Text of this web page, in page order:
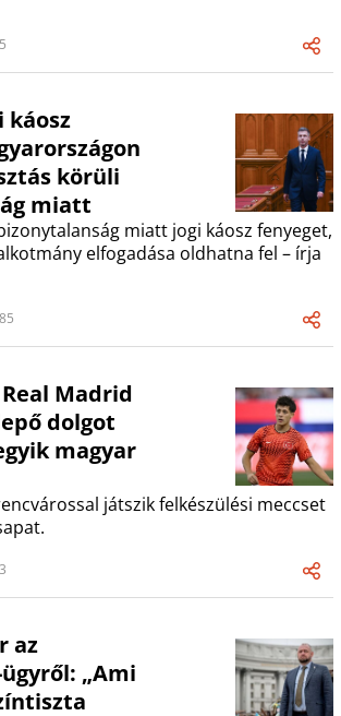
5
káosz
körüli
miatt
miatt jogi káosz fenyeget,
elfogadása oldhatna fel – írja
85
Madrid
dolgot
magyar
játszik felkészülési meccset
3
az
„Ami